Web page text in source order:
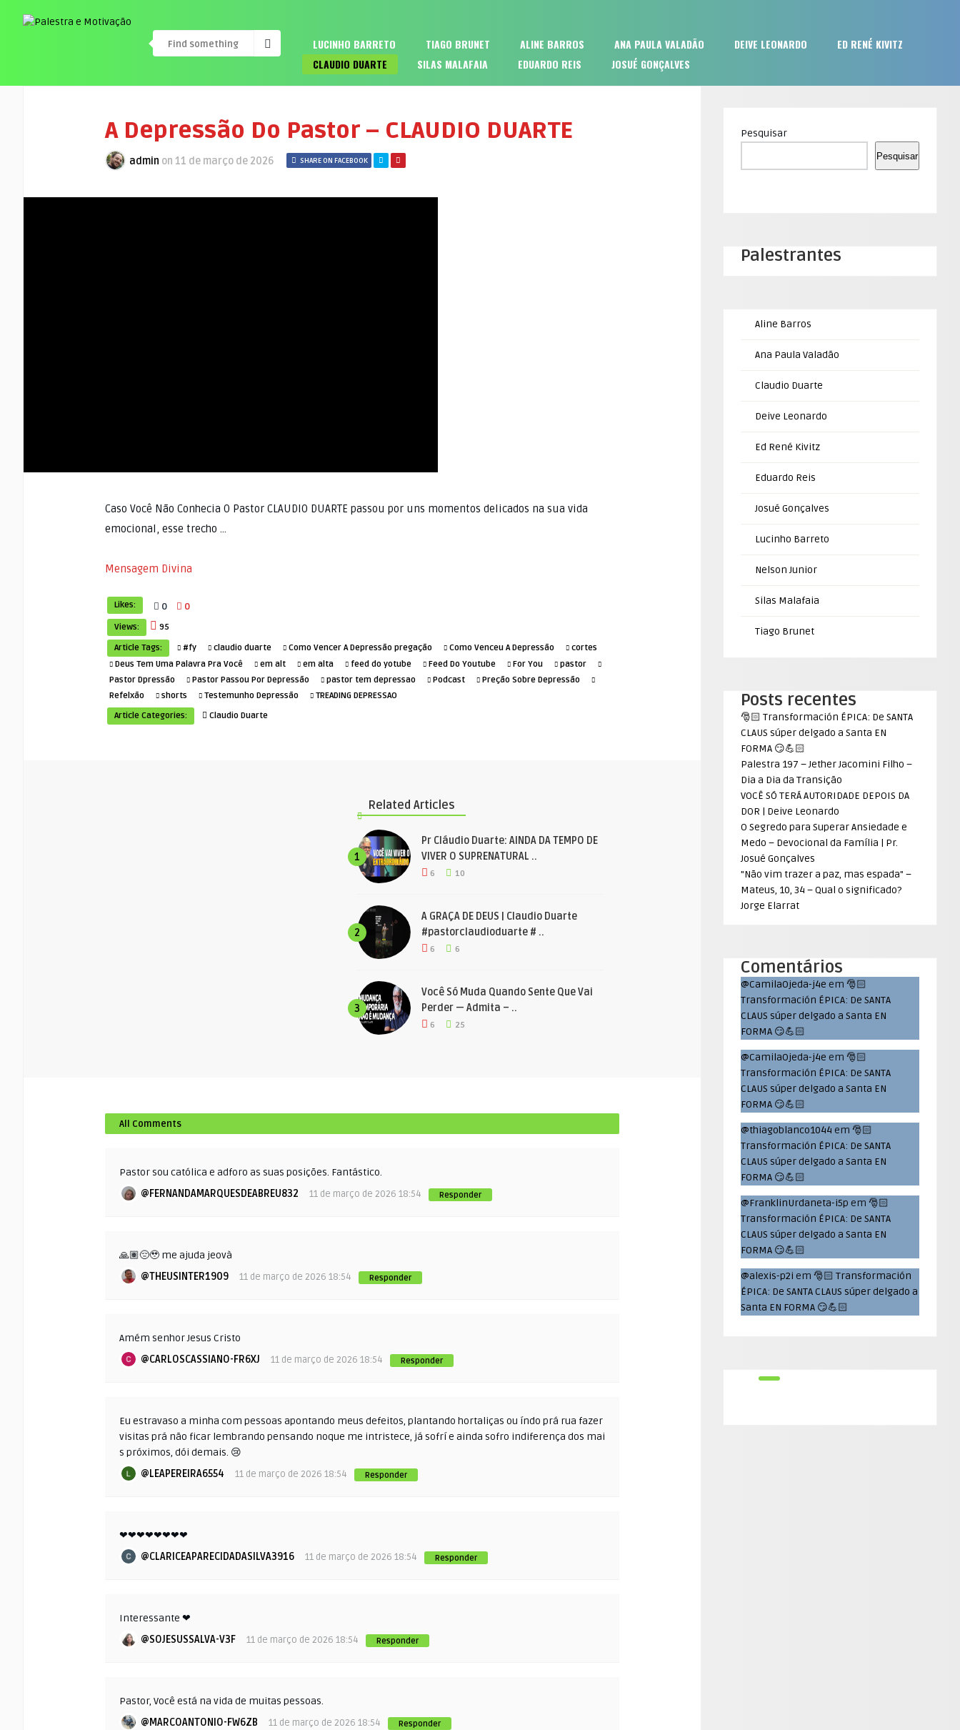
LUCINHO BARRETO TIAGO BRUNET ALINE BARROS ANA PAULA VALADÃO DEIVE LEONARDO
ED RENÉ KIVITZ
CLAUDIO DUARTE
SILAS MALAFAIA EDUARDO REIS JOSUÉ GONÇALVES
A Depressão Do Pastor – CLAUDIO DUARTE
admin on 11 de março de 2026 SHARE ON FACEBOOK
Caso Você Não Conhecia O Pastor CLAUDIO DUARTE passou por uns momentos delicados na sua vida
emocional, esse trecho …
Mensagem Divina
Likes: 0 0
Views:
95
Article Tags:
#fy claudio duarte Como Vencer A Depressão pregação Como Venceu A Depressão
cortes
Deus Tem Uma Palavra Pra Você
em alt em alta feed do yotube Feed Do Youtube For You
pastor
Pastor Dpressão
Pastor Passou Por Depressão pastor tem depressao Podcast
Preção Sobre Depressão
Refelxão
shorts Testemunho Depressão
TREADING DEPRESSAO
Article Categories:
Claudio Duarte
Related Articles
1
Pr Cláudio Duarte: AINDA DA TEMPO DE
VIVER O SUPRENATURAL ..
6 10
2
A GRAÇA DE DEUS | Claudio Duarte
#pastorclaudioduarte # ..
6 6
3
Você Só Muda Quando Sente Que Vai
Perder — Admita – ..
6 25
All Comments
Pastor sou católica e adforo as suas posições. Fantástico.
@FERNANDAMARQUESDEABREU832
11 de março de 2026 18:54 Responder
🙏🏽😔🥹 me ajuda jeovà
@THEUSINTER1909
11 de março de 2026 18:54 Responder
Amém senhor Jesus Cristo
@CARLOSCASSIANO-FR6XJ
11 de março de 2026 18:54 Responder
Eu estravaso a minha com pessoas apontando meus defeitos, plantando hortaliças ou índo prá rua fazer
visitas prá não ficar lembrando pensando noque me intristece, já sofrí e ainda sofro indiferença dos mai
s próximos, dói demais. 😢
@LEAPEREIRA6554
11 de março de 2026 18:54 Responder
❤❤❤❤❤❤❤❤
@CLARICEAPARECIDADASILVA3916
11 de março de 2026 18:54 Responder
Interessante ❤
@SOJESUSSALVA-V3F
11 de março de 2026 18:54 Responder
Pastor, Você está na vida de muitas pessoas.
@MARCOANTONIO-FW6ZB
11 de março de 2026 18:54 Responder
Pesquisar
Pesquisar
Palestrantes
Aline Barros
Ana Paula Valadão
Claudio Duarte
Deive Leonardo
Ed René Kivitz
Eduardo Reis
Josué Gonçalves
Lucinho Barreto
Nelson Junior
Silas Malafaia
Tiago Brunet
Posts recentes
🎅🏻 Transformación ÉPICA: De SANTA
CLAUS súper delgado a Santa EN
FORMA 😏💪🏻
Palestra 197 – Jether Jacomini Filho –
Dia a Dia da Transição
VOCÊ SÓ TERÁ AUTORIDADE DEPOIS DA
DOR | Deive Leonardo
O Segredo para Superar Ansiedade e
Medo – Devocional da Família | Pr.
Josué Gonçalves
"Não vim trazer a paz, mas espada" –
Mateus, 10, 34 – Qual o significado?
Jorge Elarrat
Comentários
@CamilaOjeda-j4e em 🎅🏻
Transformación ÉPICA: De SANTA
CLAUS súper delgado a Santa EN
FORMA 😏💪🏻
@CamilaOjeda-j4e em 🎅🏻
Transformación ÉPICA: De SANTA
CLAUS súper delgado a Santa EN
FORMA 😏💪🏻
@thiagoblanco1044 em 🎅🏻
Transformación ÉPICA: De SANTA
CLAUS súper delgado a Santa EN
FORMA 😏💪🏻
@FranklinUrdaneta-i5p em 🎅🏻
Transformación ÉPICA: De SANTA
CLAUS súper delgado a Santa EN
FORMA 😏💪🏻
@alexis-p2i em 🎅🏻 Transformación
ÉPICA: De SANTA CLAUS súper delgado a
Santa EN FORMA 😏💪🏻